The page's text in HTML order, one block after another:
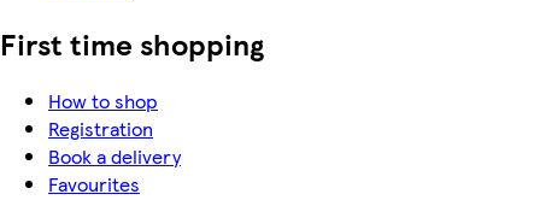
First time shopping
How to shop
Registration
Book a delivery
Favourites